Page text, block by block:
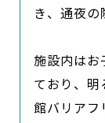
き、通夜の
施設内はお
ており、明
館バリアフ